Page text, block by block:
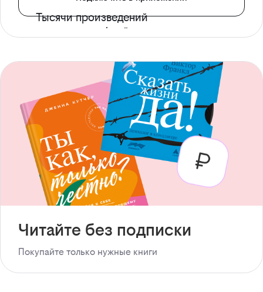
Тысячи произведений
с доступом офлайн
Читайте без подписки
Покупайте только нужные книги